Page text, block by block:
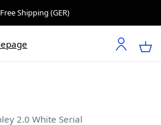
Free Shipping (GER)